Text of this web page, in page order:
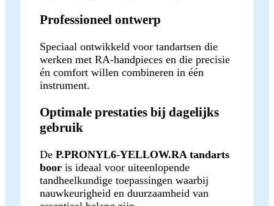
Professioneel ontwerp
Speciaal ontwikkeld voor tandartsen die
werken met RA-handpieces en die precisie
én comfort willen combineren in één
instrument.
Optimale prestaties bij dagelijks
gebruik
De P.PRONYL6-YELLOW.RA tandarts
boor is ideaal voor uiteenlopende
tandheelkundige toepassingen waarbij
nauwkeurigheid en duurzaamheid van